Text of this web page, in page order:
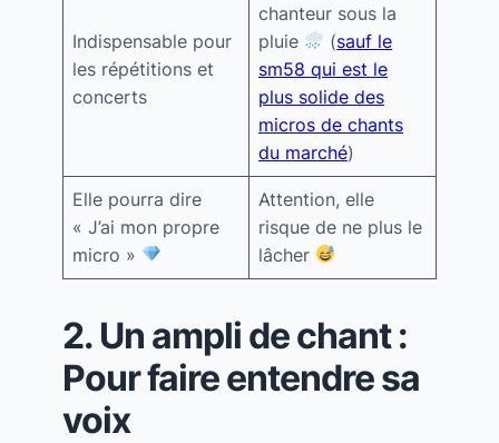
Indispensable pour
les répétitions et
concerts
chanteur sous la
pluie
(sauf le
sm58 qui est le
plus solide des
micros de chants
du marché)
Elle pourra dire
« J’ai mon propre
micro »
Attention, elle
risque de ne plus le
lâcher
2. Un ampli de chant :
Pour faire entendre sa
voix